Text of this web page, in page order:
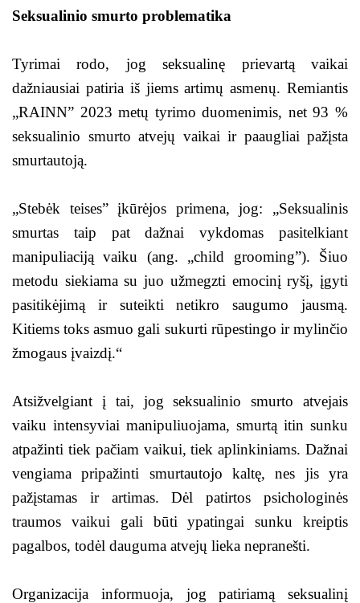
Seksualinio smurto problematika
Tyrimai rodo, jog seksualinę prievartą vaikai
dažniausiai patiria iš jiems artimų asmenų. Remiantis
„RAINN” 2023 metų tyrimo duomenimis, net 93 %
seksualinio smurto atvejų vaikai ir paaugliai pažįsta
smurtautoją.
„Stebėk teises” įkūrėjos primena, jog: „Seksualinis
smurtas taip pat dažnai vykdomas pasitelkiant
manipuliaciją vaiku (ang. „child grooming”). Šiuo
metodu siekiama su juo užmegzti emocinį ryšį, įgyti
pasitikėjimą ir suteikti netikro saugumo jausmą.
Kitiems toks asmuo gali sukurti rūpestingo ir mylinčio
žmogaus įvaizdį.“
Atsižvelgiant į tai, jog seksualinio smurto atvejais
vaiku intensyviai manipuliuojama, smurtą itin sunku
atpažinti tiek pačiam vaikui, tiek aplinkiniams. Dažnai
vengiama pripažinti smurtautojo kaltę, nes jis yra
pažįstamas ir artimas. Dėl patirtos psichologinės
traumos vaikui gali būti ypatingai sunku kreiptis
pagalbos, todėl dauguma atvejų lieka nepranešti.
Organizacija informuoja, jog patiriamą seksualinį